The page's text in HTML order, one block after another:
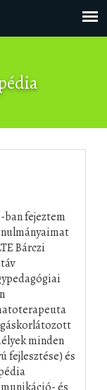
ban fejeztem
Bárczi
minden
fejlesztése) és